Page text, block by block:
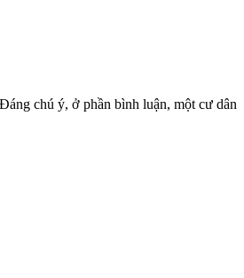
chú ý, ở phần bình luận, một cư dân